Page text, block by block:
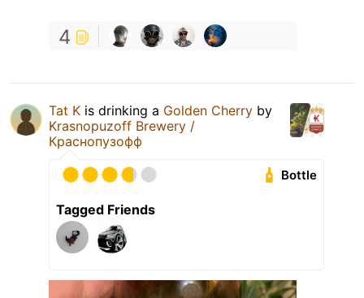
4
Tat K is drinking a Golden Cherry by
Krasnopuzoff Brewery /
Краснопузофф
Bottle
Tagged Friends